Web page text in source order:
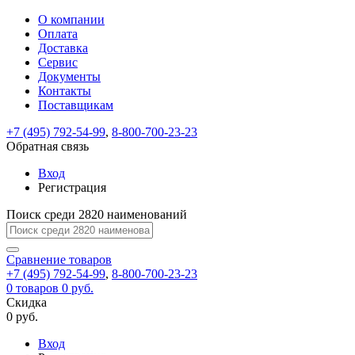
ВходРегистрация
test@example.com
отправлена
по
ней
завершения
регистрации.
Ок
Запомнить
меня
Забыли
Восстановление
пароля
Заполните
форму.
Мы
отправим
ссылку
указанный
электронный
перейдя
по
которой
вы
задать
На
вашу
почту
test@test.ru
ссылка.
Перейдите
по
для
смены
пароля.
Введите
новый
пароль
Сменить
Пароль
успешно
восстановлен
Обратная
связь
Сообщение
пользовательского
сообщение
успешно
отправлено.
О компании
Оплата
Доставка
Сервис
Документы
Контакты
Поставщикам
+7 (495) 792-54-99, 8-800-700-23-23
Обратная связь
Вход
Регистрация
Поиск среди 2820 наименований
Сравнение товаров
+7 (495) 792-54-99, 8-800-700-23-23
0 товаров 0 руб.
Скидка
0 руб.
Вход